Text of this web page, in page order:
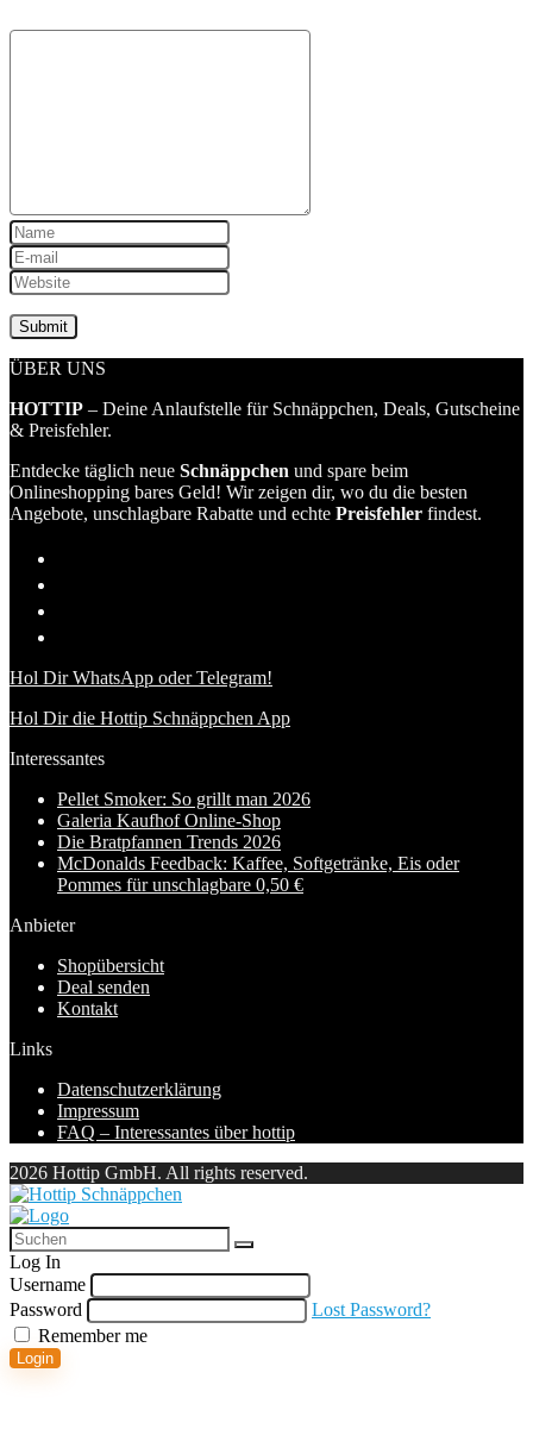
ÜBER UNS
HOTTIP – Deine Anlaufstelle für Schnäppchen, Deals, Gutscheine
& Preisfehler.
Entdecke täglich neue Schnäppchen und spare beim
Onlineshopping bares Geld! Wir zeigen dir, wo du die besten
Angebote, unschlagbare Rabatte und echte Preisfehler findest.
Hol Dir WhatsApp oder Telegram!
Hol Dir die Hottip Schnäppchen App
Interessantes
Pellet Smoker: So grillt man 2026
Galeria Kaufhof Online-Shop
Die Bratpfannen Trends 2026
McDonalds Feedback: Kaffee, Softgetränke, Eis oder
Pommes für unschlagbare 0,50 €
Anbieter
Shopübersicht
Deal senden
Kontakt
Links
Datenschutzerklärung
Impressum
FAQ – Interessantes über hottip
2026 Hottip GmbH. All rights reserved.
Log In
Username
Password
Lost Password?
Remember me
Login